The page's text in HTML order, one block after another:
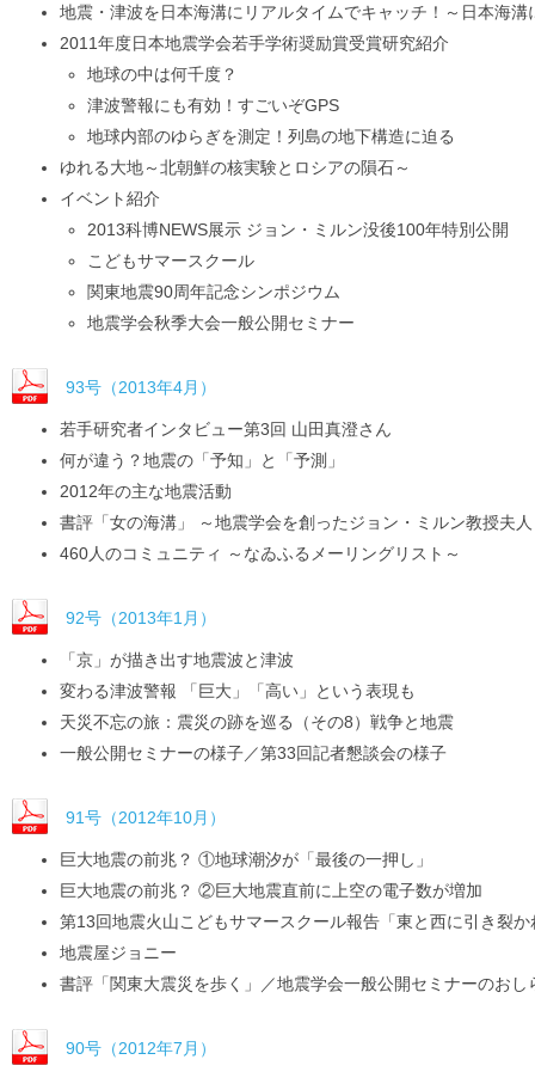
地震・津波を日本海溝にリアルタイムでキャッチ！～日本海溝
2011年度日本地震学会若手学術奨励賞受賞研究紹介
地球の中は何千度？
津波警報にも有効！すごいぞGPS
地球内部のゆらぎを測定！列島の地下構造に迫る
ゆれる大地～北朝鮮の核実験とロシアの隕石～
イベント紹介
2013科博NEWS展示 ジョン・ミルン没後100年特別公開
こどもサマースクール
関東地震90周年記念シンポジウム
地震学会秋季大会一般公開セミナー
93号（2013年4月）
若手研究者インタビュー第3回 山田真澄さん
何が違う？地震の「予知」と「予測」
2012年の主な地震活動
書評「女の海溝」 ～地震学会を創ったジョン・ミルン教授夫
460人のコミュニティ ～なゐふるメーリングリスト～
92号（2013年1月）
「京」が描き出す地震波と津波
変わる津波警報 「巨大」「高い」という表現も
天災不忘の旅：震災の跡を巡る（その8）戦争と地震
一般公開セミナーの様子／第33回記者懇談会の様子
91号（2012年10月）
巨大地震の前兆？ ①地球潮汐が「最後の一押し」
巨大地震の前兆？ ②巨大地震直前に上空の電子数が増加
第13回地震火山こどもサマースクール報告「東と西に引き裂
地震屋ジョニー
書評「関東大震災を歩く」／地震学会一般公開セミナーのお
90号（2012年7月）